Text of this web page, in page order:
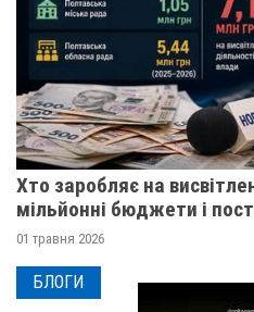
Хто заробляє на
мільйонні бюджети і
01 травня 2026
БЛОГИ